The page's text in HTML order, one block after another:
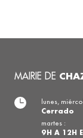
MAIRIE DE
lunes,
Cerrado
martes :
9H A 12H